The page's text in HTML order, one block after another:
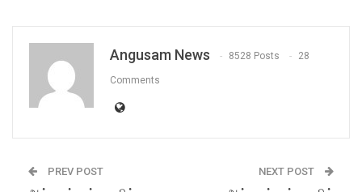
Angusam News 8528 Posts 28
Comments
PREV POST NEXT POST